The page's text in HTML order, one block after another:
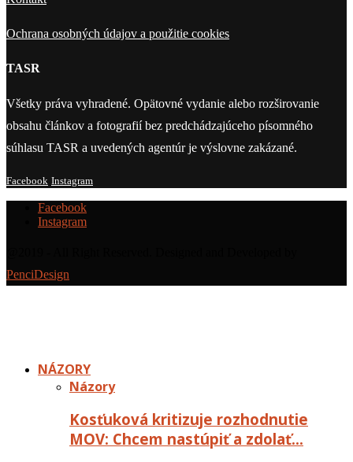
Ochrana osobných údajov a použitie cookies
TASR
Všetky práva vyhradené. Opätovné vydanie alebo rozširovanie
obsahu článkov a fotografií bez predchádzajúceho písomného
súhlasu TASR a uvedených agentúr je výslovne zakázané.
Facebook Instagram
Facebook
Instagram
PenciDesign
NÁZORY
Názory
Kosťuková kritizuje rozhodnutie
MOV: Chcem nastúpiť a zdolať…